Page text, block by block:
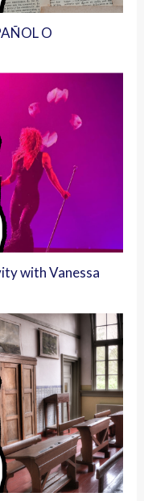
O
with Vanessa